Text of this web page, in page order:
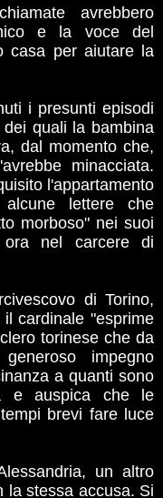
avrebbero
e la voce del
casa per aiutare la
i presunti episodi
quali la bambina
dal momento che,
minacciata.
l'appartamento
lettere che
morboso" nei suoi
nel carcere di
di Torino,
cardinale "esprime
torinese che da
impegno
a quanti sono
e auspica che le
brevi fare luce
un altro
la stessa accusa. Si